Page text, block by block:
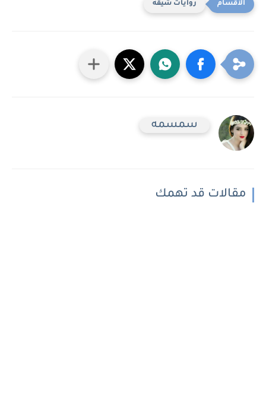
روايات شيقه
سمسمه
مقالات قد تهمك